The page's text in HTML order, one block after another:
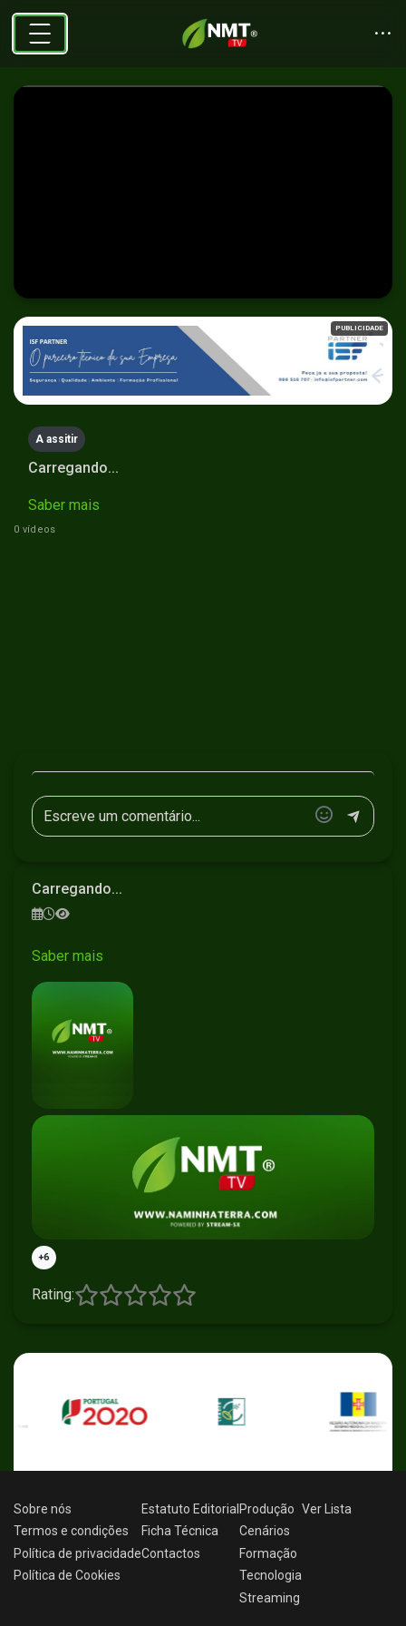
PUBLICIDADE
A assitir
Carregando...
Saber mais
0 vídeos
Carregando...
Saber mais
+6
Rating:
Sobre nós
Termos e condições
Política de privacidade
Política de Cookies
Estatuto Editorial
Ficha Técnica
Contactos
Produção
Cenários
Formação
Tecnologia
Streaming
Ver Lista